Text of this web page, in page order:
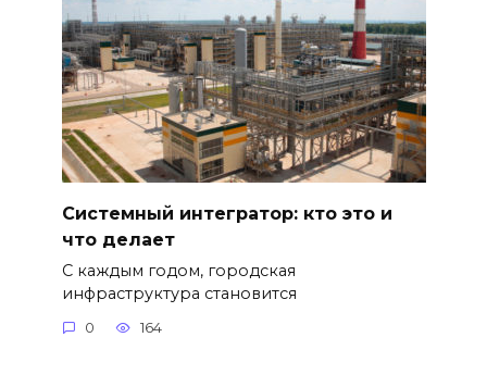
Системный интегратор: кто это и
что делает
С каждым годом, городская
инфраструктура становится
0 164